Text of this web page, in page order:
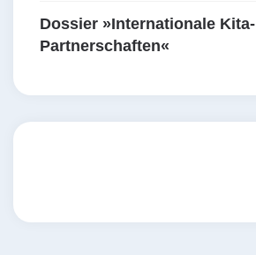
Dossier »Internationale Kita-
Partnerschaften«